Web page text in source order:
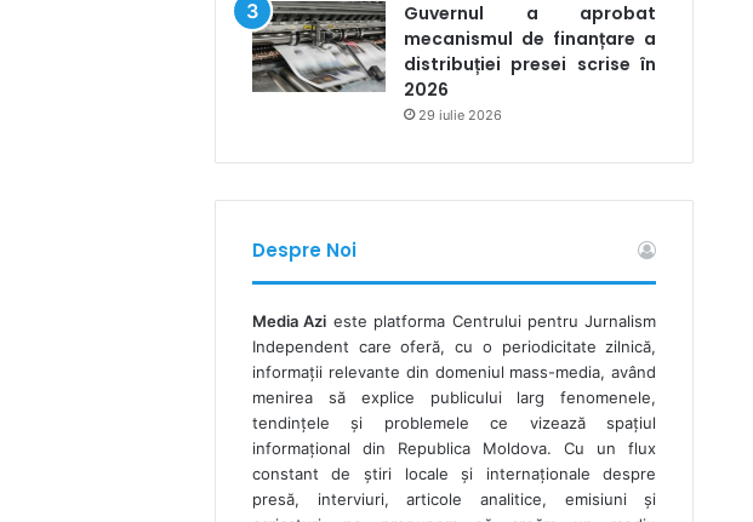
Guvernul a aprobat
mecanismul de finanțare a
distribuției presei scrise în
2026
29 iulie 2026
Despre Noi
Media Azi este platforma Centrului pentru Jurnalism
Independent care oferă, cu o periodicitate zilnică,
informații relevante din domeniul mass-media, având
menirea să explice publicului larg fenomenele,
tendințele și problemele ce vizează spațiul
informațional din Republica Moldova. Cu un flux
constant de ştiri locale şi internaţionale despre
presă, interviuri, articole analitice, emisiuni și